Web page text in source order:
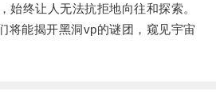
终让人无法抗拒地向往和探索。
能揭开黑洞vp的谜团，窥见宇宙